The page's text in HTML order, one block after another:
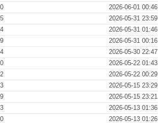
2026-06-01 00:46
2026-05-31 23:59
2026-05-31 01:46
2026-05-31 00:16
2026-05-30 22:47
2026-05-22 01:43
2026-05-22 00:29
2026-05-15 23:29
2026-05-15 23:21
2026-05-13 01:36
2026-05-13 01:26